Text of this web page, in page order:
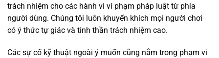
trách nhiệm cho các hành vi vi phạm pháp luật từ phía
người dùng. Chúng tôi luôn khuyến khích mọi người chơi
có ý thức tự giác và tinh thần trách nhiệm cao.
Các sự cố kỹ thuật ngoài ý muốn cũng nằm trong phạm vi